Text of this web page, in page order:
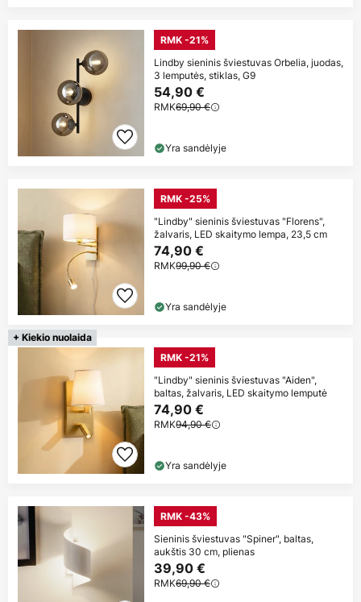
RMK -21%
Lindby sieninis šviestuvas Orbelia, juodas,
3 lemputės, stiklas, G9
54,90 €
RMK69,90 €
Yra sandėlyje
RMK -25%
"Lindby" sieninis šviestuvas "Florens",
žalvaris, LED skaitymo lempa, 23,5 cm
74,90 €
RMK99,90 €
Yra sandėlyje
+ Kiekio nuolaida
RMK -21%
"Lindby" sieninis šviestuvas "Aiden",
baltas, žalvaris, LED skaitymo lemputė
74,90 €
RMK94,90 €
Yra sandėlyje
RMK -43%
Sieninis šviestuvas "Spiner", baltas,
aukštis 30 cm, plienas
39,90 €
RMK69,90 €